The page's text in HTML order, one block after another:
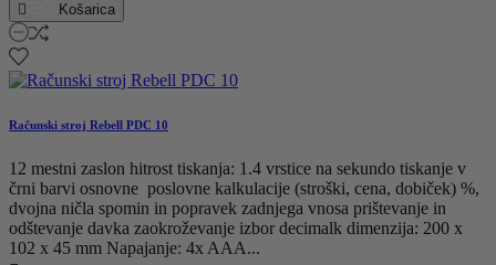
 Košarica
Računski stroj Rebell PDC 10
12 mestni zaslon hitrost tiskanja: 1.4 vrstice na sekundo tiskanje v
črni barvi osnovne poslovne kalkulacije (stroški, cena, dobiček) %,
dvojna ničla spomin in popravek zadnjega vnosa prištevanje in
odštevanje davka zaokroževanje izbor decimalk dimenzija: 200 x
102 x 45 mm Napajanje: 4x AAA...